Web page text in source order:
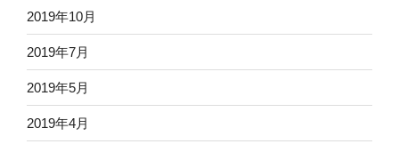
2019年10月
2019年7月
2019年5月
2019年4月